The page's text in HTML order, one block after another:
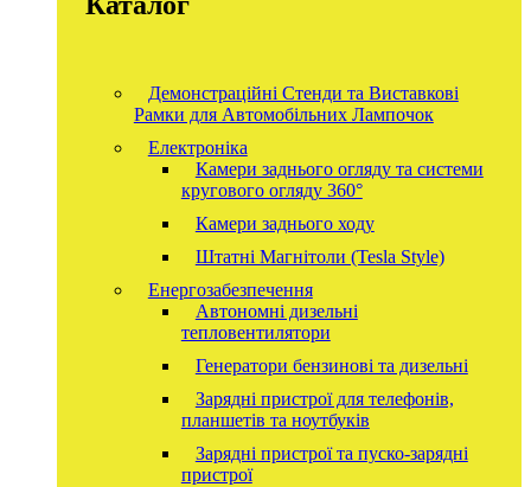
Демонстраційні Стенди та Виставкові
Рамки для Автомобільних Лампочок
Електроніка
Камери заднього огляду та системи
кругового огляду 360°
Камери заднього ходу
Штатні Магнітоли (Tesla Style)
Енергозабезпечення
Автономні дизельні
тепловентилятори
Генератори бензинові та дизельні
Зарядні пристрої для телефонів,
планшетів та ноутбуків
Зарядні пристрої та пуско-зарядні
пристрої